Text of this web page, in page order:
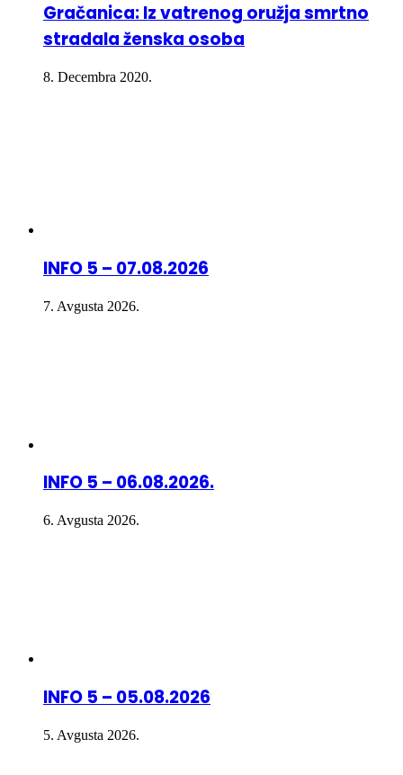
Gračanica: Iz vatrenog oružja smrtno
stradala ženska osoba
8. Decembra 2020.
INFO 5 – 07.08.2026
7. Avgusta 2026.
INFO 5 – 06.08.2026.
6. Avgusta 2026.
INFO 5 – 05.08.2026
5. Avgusta 2026.